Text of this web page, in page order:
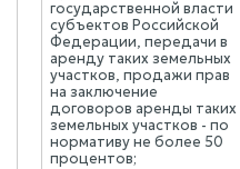
государственной власти
субъектов Российской
Федерации, передачи в
аренду таких земельных
участков, продажи прав
на заключение
договоров аренды таких
земельных участков - по
нормативу не более 50
процентов;